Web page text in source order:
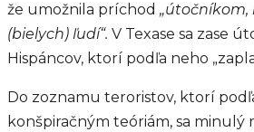
že umožnila príchod „útočníkom,
(bielych) ľudí“. V Texase sa zase
Hispáncov, ktorí podľa neho
Do zoznamu teroristov, ktorí
konšpiračným teóriám, sa minulý